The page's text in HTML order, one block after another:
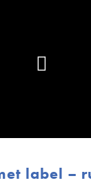
label –